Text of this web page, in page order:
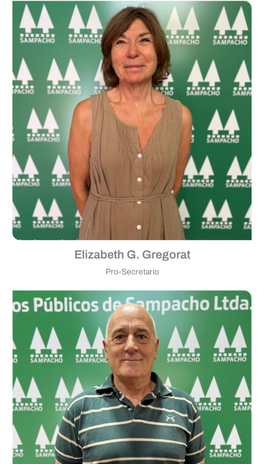
Elizabeth G. Gregorat
Pro-Secretario